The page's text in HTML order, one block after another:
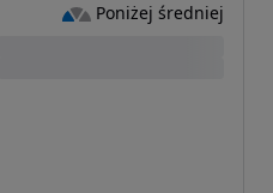
Poniżej średniej